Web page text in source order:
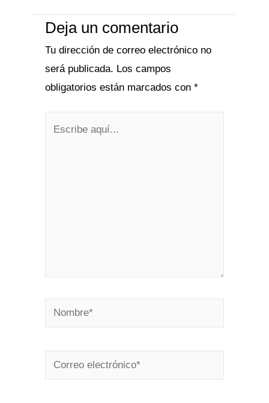
Deja un comentario
Tu dirección de correo electrónico no
será publicada. Los campos
obligatorios están marcados con *
Nombre*
Correo
electrónico*